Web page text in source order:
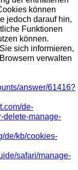
können
jedoch darauf hin,
Funktionen
können.
sich informieren,
verwalten
answer/61416?
de-
delete-manage-
de/kb/cookies-
safari/manage-